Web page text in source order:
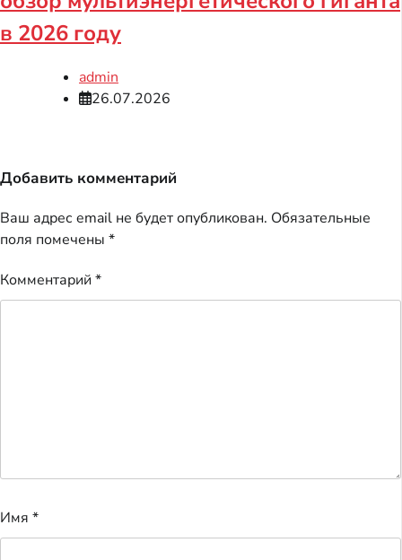
в 2026 году
admin
26.07.2026
Добавить комментарий
Ваш адрес email не будет опубликован. Обязательные
поля помечены *
Комментарий *
Имя *